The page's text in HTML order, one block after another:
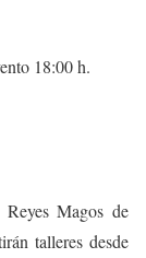
18:00 h.
Magos de
talleres desde